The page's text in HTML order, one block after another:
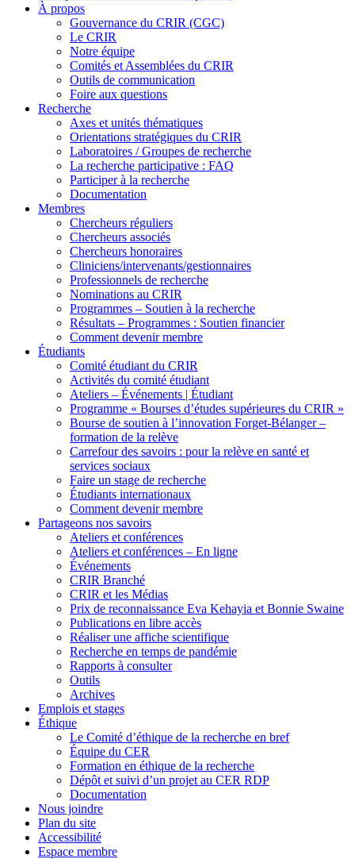
À propos
Gouvernance du CRIR (CGC)
Le CRIR
Notre équipe
Comités et Assemblées du CRIR
Outils de communication
Foire aux questions
Recherche
Axes et unités thématiques
Orientations stratégiques du CRIR
Laboratoires / Groupes de recherche
La recherche participative : FAQ
Participer à la recherche
Documentation
Membres
Chercheurs réguliers
Chercheurs associés
Chercheurs honoraires
Cliniciens/intervenants/gestionnaires
Professionnels de recherche
Nominations au CRIR
Programmes – Soutien à la recherche
Résultats – Programmes : Soutien financier
Comment devenir membre
Étudiants
Comité étudiant du CRIR
Activités du comité étudiant
Ateliers – Événements | Étudiant
Programme « Bourses d’études supérieures du CRIR »
Bourse de soutien à l’innovation Forget-Bélanger –
formation de la relève
Carrefour des savoirs : pour la relève en santé et
services sociaux
Faire un stage de recherche
Étudiants internationaux
Comment devenir membre
Partageons nos savoirs
Ateliers et conférences
Ateliers et conférences – En ligne
Événements
CRIR Branché
CRIR et les Médias
Prix de reconnaissance Eva Kehayia et Bonnie Swaine
Publications en libre accès
Réaliser une affiche scientifique
Recherche en temps de pandémie
Rapports à consulter
Outils
Archives
Emplois et stages
Éthique
Le Comité d’éthique de la recherche en bref
Équipe du CER
Formation en éthique de la recherche
Dépôt et suivi d’un projet au CER RDP
Documentation
Nous joindre
Plan du site
Accessibilité
Espace membre